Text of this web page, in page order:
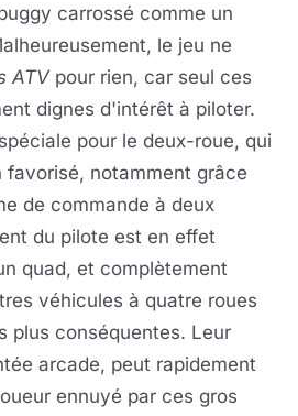
carrossé comme un
le jeu ne
ATVpour rien, car seul ces
dignes d'intérêt à piloter.
pour le deux-roue, qui
notamment grâce
de commande à deux
du pilote est en effet
quad, et complètement
véhicules à quatre roues
plus conséquentes. Leur
arcade, peut rapidement
ennuyé par ces gros